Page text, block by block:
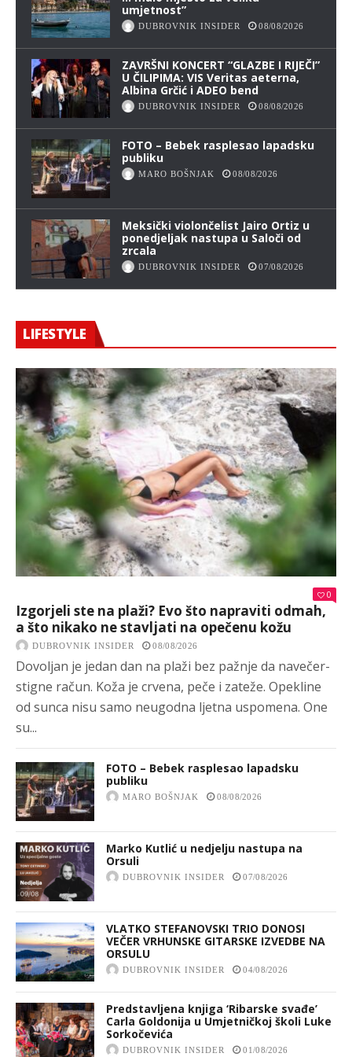
umjetnost”
DUBROVNIK INSIDER 08/08/2026
ZAVRŠNI KONCERT “GLAZBE I RIJEČI”
U ČILIPIMA: VIS Veritas aeterna,
Albina Grčić i ADEO bend
DUBROVNIK INSIDER 08/08/2026
FOTO – Bebek rasplesao lapadsku
publiku
MARO BOŠNJAK 08/08/2026
Meksički violončelist Jairo Ortiz u
ponedjeljak nastupa u Saloči od
zrcala
DUBROVNIK INSIDER 07/08/2026
LIFESTYLE
0
Izgorjeli ste na plaži? Evo što napraviti odmah,
a što nikako ne stavljati na opečenu kožu
DUBROVNIK INSIDER 08/08/2026
Dovoljan je jedan dan na plaži bez pažnje da navečer-
stigne račun. Koža je crvena, peče i zateže. Opekline
od sunca nisu samo neugodna ljetna uspomena. One
su...
FOTO – Bebek rasplesao lapadsku
publiku
MARO BOŠNJAK 08/08/2026
Marko Kutlić u nedjelju nastupa na
Orsuli
DUBROVNIK INSIDER 07/08/2026
VLATKO STEFANOVSKI TRIO DONOSI
VEČER VRHUNSKE GITARSKE IZVEDBE NA
ORSULU
DUBROVNIK INSIDER 04/08/2026
Predstavljena knjiga ‘Ribarske svađe’
Carla Goldonija u Umjetničkoj školi Luke
Sorkočevića
DUBROVNIK INSIDER 01/08/2026